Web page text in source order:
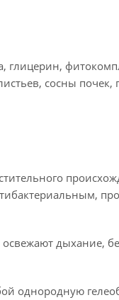
глицерин,
сосны
дыхание,
однородную